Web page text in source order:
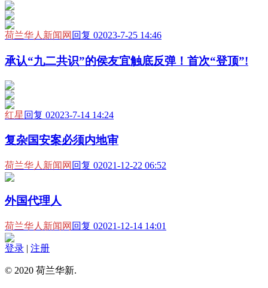
荷兰华人新闻网 回复 02023-7-25 14:46
承认“九二共识”的侯友宜触底反弹！首次“登顶”!
红星 回复 02023-7-14 14:24
复杂国安案必须内地审
荷兰华人新闻网 回复 02021-12-22 06:52
外国代理人
荷兰华人新闻网 回复 02021-12-14 14:01
登录 | 注册
© 2020 荷兰华新.